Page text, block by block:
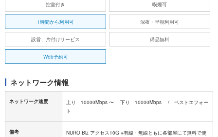
控室付き 喫煙可
1時間から利用可 深夜・早朝利用可
設営、片付けサービス 備品無料
Web予約可
ネットワーク情報
ネットワーク速度
上り 10000Mbps 〜 下り 10000Mbps / ベストエフォー
ト
備考
NURO Biz アクセス10G ※有線・無線ともに各部屋にて無料で使